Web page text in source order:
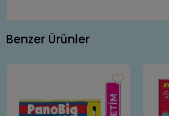
Benzer Ürünler